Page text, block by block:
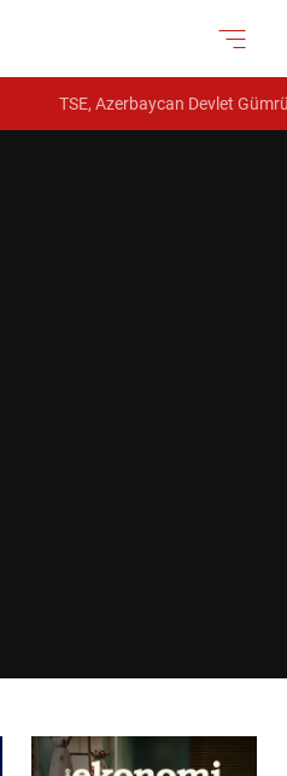
TSE, Azerbaycan Devlet Gümrük